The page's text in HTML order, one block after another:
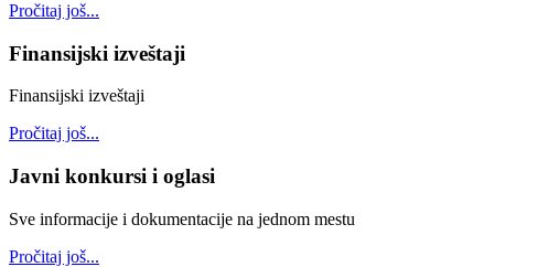
Pročitaj još...
Finansijski izveštaji
Finansijski izveštaji
Pročitaj još...
Javni konkursi i oglasi
Sve informacije i dokumentacije na jednom mestu
Pročitaj još...